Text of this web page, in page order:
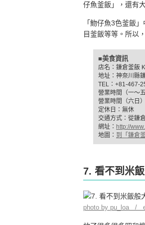
仔魚釜飯」，還有
「魩仔魚3色釜飯
目釜飯等等。所以
■美食資訊
店名：鎌倉釜飯
地址：神奈川縣
TEL：+81-467-
營業時間（一～
營業時間（六日
定休日：無休
交通方式：從鎌
網址： http://
地圖： 到「鎌倉
7. 看不到米
photo by pu_loa /